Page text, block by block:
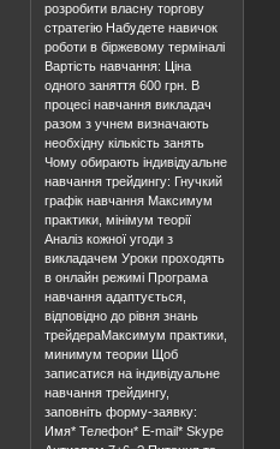
розробити власну торгову
стратегію Набудете навичок
роботи в біржевому терміналі
Вартість навчання: Ціна
одного заняття 600 грн. В
процесі навчання викладач
разом з учнем визначають
необхідну кількість занять
Чому обирають індивідуальне
навчання трейдингу: Гнучкий
графік навчання Максимум
практики, мінімум теорії
Аналіз кожної угоди з
викладачем Уроки проходять
в онлайн режимі Програма
навчання адаптується,
відповідно до рівня знань
трейдераМаксимум практики,
минимум теории Щоб
записатися на індивідуальне
навчання трейдингу,
заповніть форму-заявку:
Имя* Телефон* E-mail* Skype